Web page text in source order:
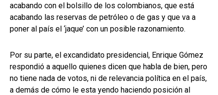
acabando con el bolsillo de los colombianos, que está
acabando las reservas de petróleo o de gas y que va a
poner al país el ‘jaque’ con un posible razonamiento.
Por su parte, el excandidato presidencial, Enrique Gómez
respondió a aquello quienes dicen que habla de bien, pero
no tiene nada de votos, ni de relevancia política en el país,
a demás de cómo le esta yendo haciendo posición al